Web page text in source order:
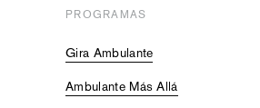
PROGRAMAS
Gira Ambulante
Ambulante Más Allá